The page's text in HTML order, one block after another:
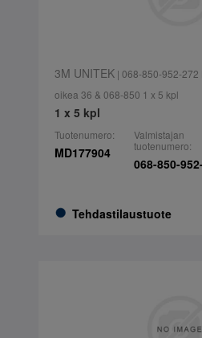
3M UNITEK| 068-850-952-272
oikea 36 & 068-850 1 x 5 kpl
1 x 5 kpl
Tuotenumero:
MD177904
Tehdastilaustuote
Valmistajan
tuotenumero:
068-850-